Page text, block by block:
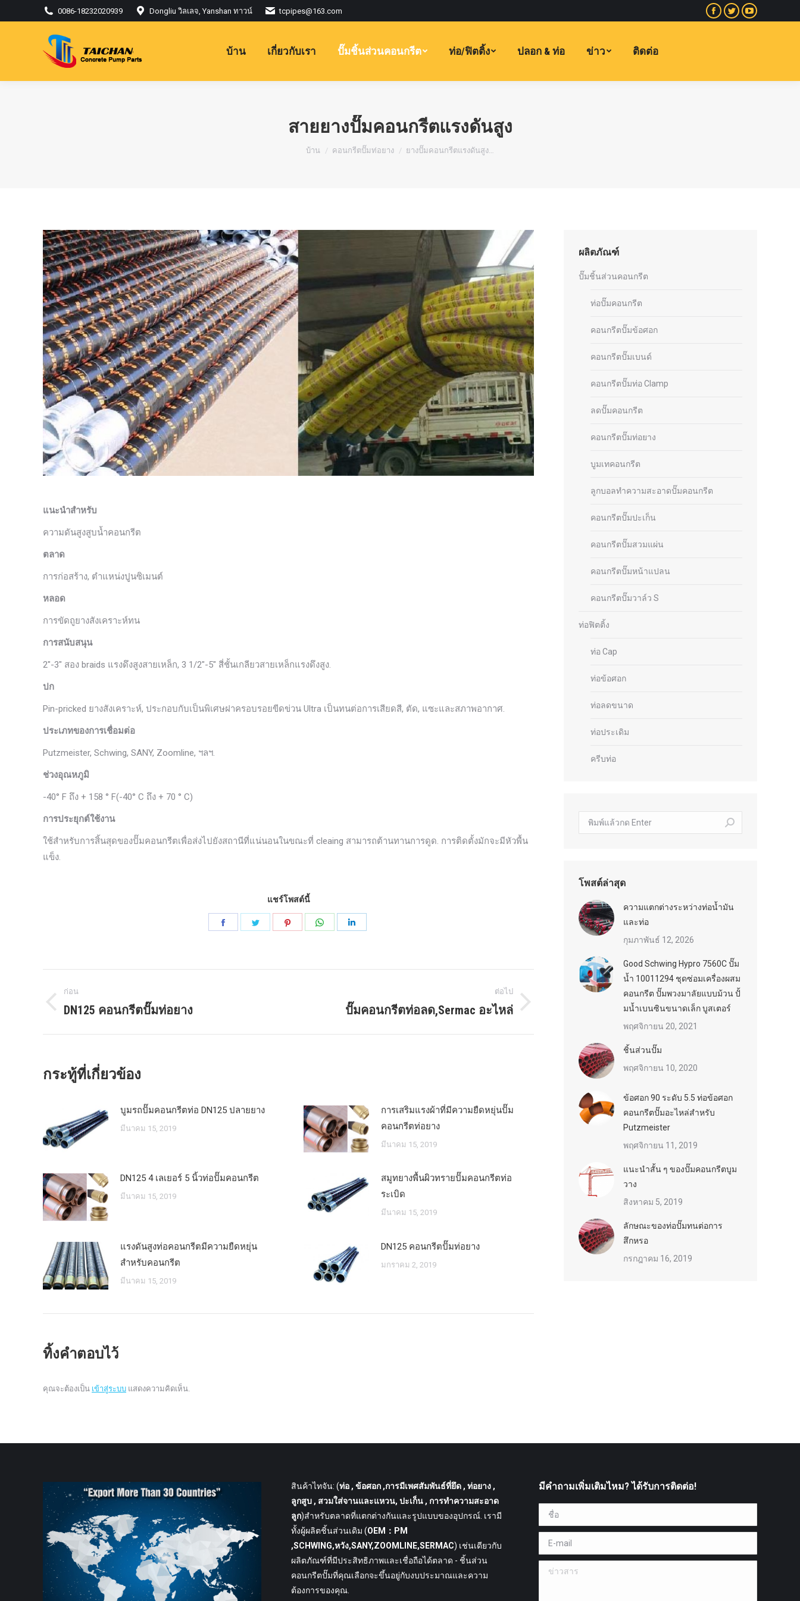
0086-18232020939 Dongliu วิลเลจ, Yanshan ทาวน์ tcpipes@163.com
Facebook
หน้าต่าง
พูด
หน้า
YouTube
หน้าต่าง
บ้าน เกี่ยวกับเรา ปั๊มชิ้นส่วนคอนกรีต ท่อ/ฟิตติ้ง ปลอก & ท่อ ข่าว ติดต่อ
สายยางปั๊มคอนกรีตแรงดันสูง
คุณอยู่ที่นี่:
บ้าน คอนกรีตปั๊มท่อยาง ยางปั๊มคอนกรีตแรงดันสูง…
แนะนำสำหรับ
ความดันสูงสูบน้ำคอนกรีต
ตลาด
การก่อสร้าง, ตำแหน่งปูนซิเมนต์
หลอด
การขัดถูยางสังเคราะห์ทน
การสนับสนุน
2″-3″ สอง braids แรงดึงสูงสายเหล็ก, 3 1/2″-5″ สี่ชั้นเกลียวสายเหล็กแรงดึงสูง.
ปก
Pin-pricked ยางสังเคราะห์, ประกอบกับเป็นพิเศษฝาครอบรอยขีดข่วน Ultra เป็นทนต่อการเสียดสี, ตัด, แซะและสภาพอากาศ.
ประเภทของการเชื่อมต่อ
Putzmeister, Schwing, SANY, Zoomline, ฯลฯ.
ช่วงอุณหภูมิ
-40° F ถึง + 158 ° F(-40° C ถึง + 70 ° C)
การประยุกต์ใช้งาน
ใช้สำหรับการสิ้นสุดของปั๊มคอนกรีตเพื่อส่งไปยังสถานีที่แน่นอนในขณะที่ cleaing สามารถต้านทานการดูด. การติดตั้งมักจะมีหัวพื้น
แข็ง.
แชร์โพสต์นี้
แบ่ง
แบ่ง
โพสต์
ก่อน
โพสต์
DN125 คอนกรีตปั๊มท่อยาง
ต่อไป
ปั๊มคอนกรีตท่อลด,Sermac อะไหล่
กระทู้ที่เกี่ยวข้อง
บูมรถปั๊มคอนกรีตท่อ DN125 ปลายยาง
มีนาคม 15, 2019
การเสริมแรงผ้าที่มีความยืดหยุ่นปั๊ม
คอนกรีตท่อยาง
มีนาคม 15, 2019
DN125 4 เลเยอร์ 5 นิ้วท่อปั๊มคอนกรีต
มีนาคม 15, 2019
สมูทยางพื้นผิวทรายปั๊มคอนกรีตท่อ
ระเบิด
มีนาคม 15, 2019
แรงดันสูงท่อคอนกรีตมีความยืดหยุ่น
สำหรับคอนกรีต
มีนาคม 15, 2019
DN125 คอนกรีตปั๊มท่อยาง
มกราคม 2, 2019
ทิ้งคำตอบไว้
คุณจะต้องเป็น เข้าสู่ระบบ แสดงความคิดเห็น.
ผลิตภัณฑ์
ปั๊มชิ้นส่วนคอนกรีต
ท่อปั๊มคอนกรีต
คอนกรีตปั๊มข้อศอก
คอนกรีตปั๊มเบนด์
คอนกรีตปั๊มท่อ Clamp
ลดปั๊มคอนกรีต
คอนกรีตปั๊มท่อยาง
บูมเทคอนกรีต
ลูกบอลทำความสะอาดปั๊มคอนกรีต
คอนกรีตปั๊มปะเก็น
คอนกรีตปั๊มสวมแผ่น
คอนกรีตปั๊มหน้าแปลน
คอนกรีตปั๊มวาล์ว S
ท่อฟิตติ้ง
ท่อ Cap
ท่อข้อศอก
ท่อลดขนาด
ท่อประเดิม
ครีบท่อ
ค้นหา:
โพสต์ล่าสุด
ความแตกต่างระหว่างท่อน้ำมัน
และท่อ
กุมภาพันธ์ 12, 2026
Good Schwing Hypro 7560C ปั๊ม
น้ำ 10011294 ชุดซ่อมเครื่องผสม
คอนกรีต ปั๊มพวงมาลัยแบบม้วน ปั้
มน้ำเบนซินขนาดเล็ก บูสเตอร์
พฤศจิกายน 20, 2021
ชิ้นส่วนปั๊ม
พฤศจิกายน 10, 2020
ข้อศอก 90 ระดับ 5.5 ท่อข้อศอก
คอนกรีตปั๊มอะไหล่สำหรับ
Putzmeister
พฤศจิกายน 11, 2019
แนะนำสั้น ๆ ของปั๊มคอนกรีตบูม
วาง
สิงหาคม 5, 2019
ลักษณะของท่อปั๊มทนต่อการ
สึกหรอ
กรกฎาคม 16, 2019
สินค้าไทจัน: (ท่อ, ข้อศอก ,การมีเพศสัมพันธ์ที่ยึด , ท่อยาง ,
ลูกสูบ , สวมใส่จานและแหวน, ปะเก็น , การทำความสะอาด
ลูก)สำหรับตลาดที่แตกต่างกันและรูปแบบของอุปกรณ์. เรามี
ทั้งผู้ผลิตชิ้นส่วนเดิม (OEM：PM
,SCHWING,หวัง,SANY,ZOOMLINE,SERMAC) เช่นเดียวกับ
ผลิตภัณฑ์ที่มีประสิทธิภาพและเชื่อถือได้ตลาด - ชิ้นส่วน
คอนกรีตปั๊มที่คุณเลือกจะขึ้นอยู่กับงบประมาณและความ
ต้องการของคุณ.
มีคำถามเพิ่มเติมไหม? ได้รับการติดต่อ!
ชื่อ *
E-mail *
ข่าวสาร